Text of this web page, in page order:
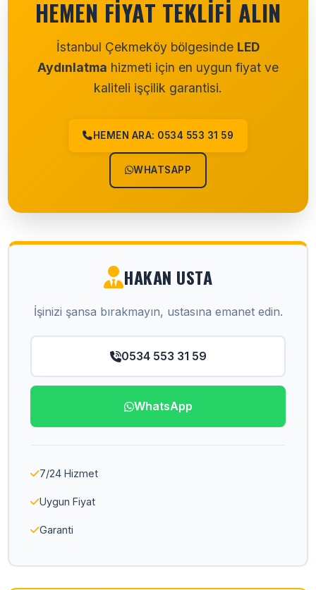
HEMEN FIYAT TEKLIFI ALIN
İstanbul Çekmeköy bölgesinde LED
Aydınlatma hizmeti için en uygun fiyat ve
kaliteli işçilik garantisi.
HEMEN ARA: 0534 553 31 59
WHATSAPP
HAKAN USTA
İşinizi şansa bırakmayın, ustasına emanet edin.
0534 553 31 59
WhatsApp
7/24 Hizmet
Uygun Fiyat
Garanti